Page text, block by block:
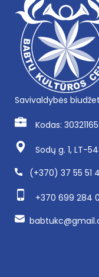
Savivaldybės
Kodas:
Sodų g. 1, LT-
(+370) 37 55 51
+370 699 284